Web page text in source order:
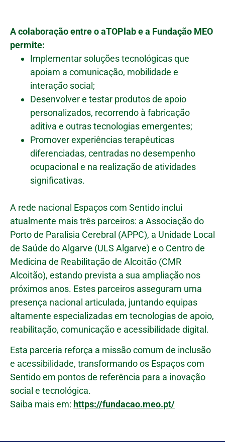
A colaboração entre o aTOPlab e a Fundação MEO
permite:
Implementar soluções tecnológicas que
apoiam a comunicação, mobilidade e
interação social;
Desenvolver e testar produtos de apoio
personalizados, recorrendo à fabricação
aditiva e outras tecnologias emergentes;
Promover experiências terapêuticas
diferenciadas, centradas no desempenho
ocupacional e na realização de atividades
significativas.
A rede nacional Espaços com Sentido inclui
atualmente mais três parceiros: a Associação do
Porto de Paralisia Cerebral (APPC), a Unidade Local
de Saúde do Algarve (ULS Algarve) e o Centro de
Medicina de Reabilitação de Alcoitão (CMR
Alcoitão), estando prevista a sua ampliação nos
próximos anos. Estes parceiros asseguram uma
presença nacional articulada, juntando equipas
altamente especializadas em tecnologias de apoio,
reabilitação, comunicação e acessibilidade digital.
Esta parceria reforça a missão comum de inclusão
e acessibilidade, transformando os Espaços com
Sentido em pontos de referência para a inovação
social e tecnológica.
Saiba mais em: https://fundacao.meo.pt/